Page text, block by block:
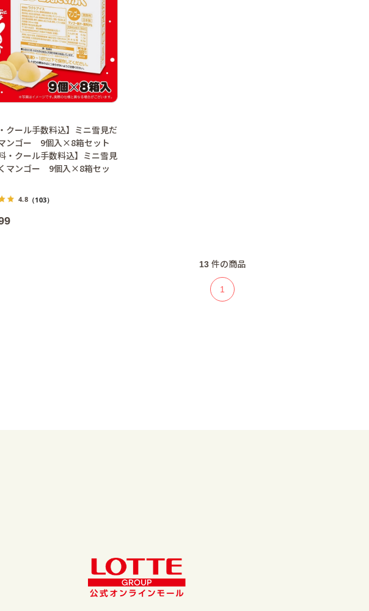
クール手数料込】ミニ雪見だ
ンゴー 9個入×8箱セット
・クール手数料込】ミニ雪見
マンゴー 9個入×8箱セッ
4.8 （103）
13 件の商品
1